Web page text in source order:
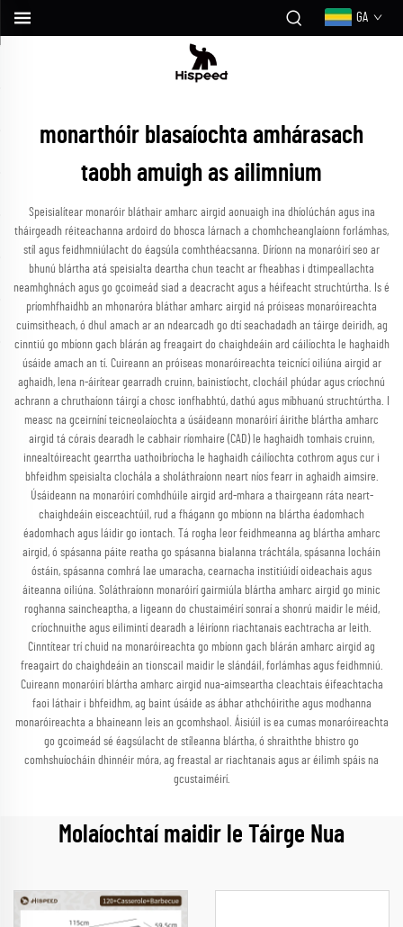
GA
monarthóir blasaíochta amhárasach
taobh amuigh as ailimnium
Speisialítear monaróir bláthair amharc airgid aonuaigh ina dhíolúchán agus ina
tháirgeadh réiteachanna ardoird do bhosca lárnach a chomhcheanglaíonn forlámhas,
stíl agus feidhmniúlacht do éagsúla comhthéacsanna. Díríonn na monaróirí seo ar
bhunú blártha atá speisialta deartha chun teacht ar fheabhas i dtimpeallachta
neamhghnách agus go gcoimeád siad a deacracht agus a héifeacht struchtúrtha. Is é
príomhfhaidhb an mhonaróra bláthar amharc airgid ná próiseas monaróireachta
cuimsitheach, ó dhul amach ar an ndearcadh go dtí seachadadh an táirge deiridh, ag
cinntiú go mbíonn gach blárán ag freagairt do chaighdeáin ard cáilíochta le haghaidh
úsáide amach an tí. Cuireann an próiseas monaróireachta teicnící oiliúna airgid ar
aghaidh, lena n-áirítear gearradh cruinn, bainistíocht, clocháil phúdar agus críochnú
achrann a chruthaíonn táirgí a chosc ionfhabhtú, dathú agus míbhuanú struchtúrtha. I
measc na gceirníní teicneolaíochta a úsáideann monaróirí áirithe blártha amharc
airgid tá córais dearadh le cabhair ríomhaire (CAD) le haghaidh tomhais cruinn,
innealtóireacht gearrtha uathoibríocha le haghaidh cáilíochta cothrom agus cur i
bhfeidhm speisialta clochála a sholáthraíonn neart níos fearr in aghaidh aimsire.
Úsáideann na monaróirí comhdhúile airgid ard-mhara a thairgeann ráta neart-
chaighdeáin eisceachtúil, rud a fhágann go mbíonn na blártha éadomhach
éadomhach agus láidir go iontach. Tá rogha leor feidhmeanna ag blártha amharc
airgid, ó spásanna páite reatha go spásanna bialanna tráchtála, spásanna locháin
óstáin, spásanna comhrá lae umaracha, cearnacha institiúidí oideachais agus
áiteanna oiliúna. Soláthraíonn monaróirí gairmiúla blártha amharc airgid go minic
roghanna saincheaptha, a ligeann do chustaiméirí sonraí a shonrú maidir le méid,
críochnuithe agus eilimintí dearadh a léiríonn riachtanais eachtracha ar leith.
Cinntítear trí chuid na monaróireachta go mbíonn gach blárán amharc airgid ag
freagairt do chaighdeáin an tionscail maidir le slándáil, forlámhas agus feidhmniú.
Cuireann monaróirí blártha amharc airgid nua-aimseartha cleachtais éifeachtacha
faoi láthair i bhfeidhm, ag baint úsáide as ábhar athchóirithe agus modhanna
monaróireachta a bhaineann leis an gcomhshaol. Áisiúil is ea cumas monaróireachta
go gcoimeád sé éagsúlacht de stíleanna blártha, ó shraiththe bhistro go
comhshuíocháin dhinnéir móra, ag freastal ar riachtanais agus ar éilimh spáis na
gcustaiméirí.
Molaíochtaí maidir le Táirge Nua